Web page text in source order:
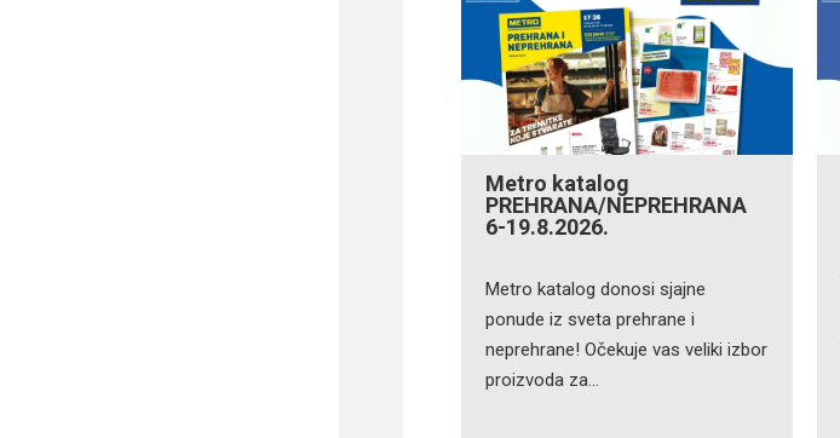
Metro katalog
PREHRANA/NEPREHRANA
6-19.8.2026.
Metro katalog donosi sjajne
ponude iz sveta prehrane i
neprehrane! Očekuje vas veliki izbor
proizvoda za…